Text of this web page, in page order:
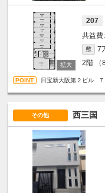
207
敷 7
2階
日宝新大阪第２ビル
その他 西三国